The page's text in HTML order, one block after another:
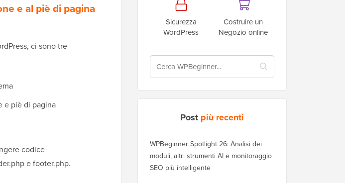
e al piè di pagina
ci sono tre
e piè di pagina
codice
e footer.php.
Sicurezza
WordPress
Costruire un
Negozio online
Post più recenti
WPBeginner Spotlight 26: Analisi dei
moduli, altri strumenti AI e monitoraggio
SEO più intelligente